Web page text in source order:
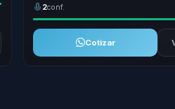
2conf.
Cotizar